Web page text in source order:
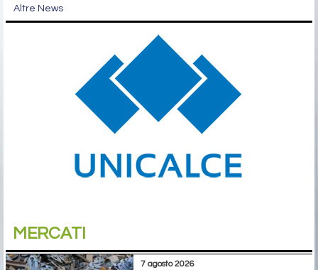
Altre News
MERCATI
7 agosto 2026